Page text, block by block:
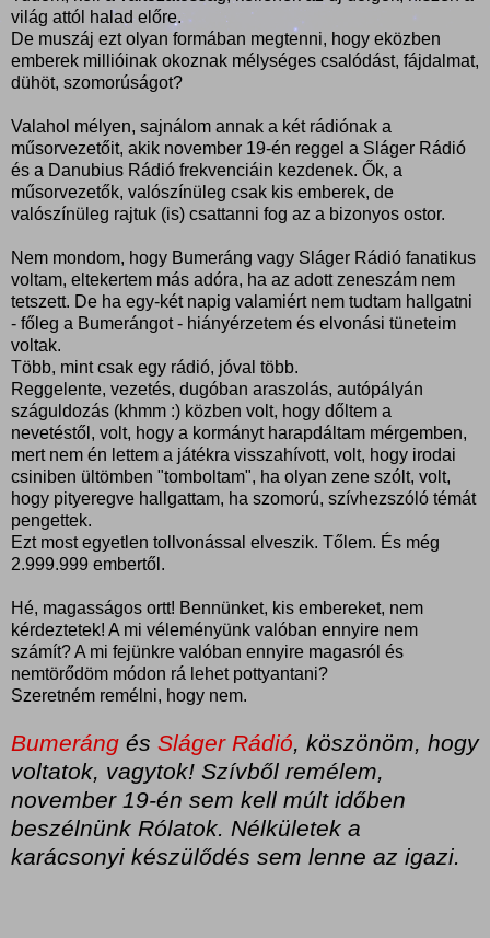
világ attól halad előre.
De muszáj ezt olyan formában megtenni, hogy eközben
emberek millióinak okoznak mélységes csalódást, fájdalmat,
dühöt, szomorúságot?
Valahol mélyen, sajnálom annak a két rádiónak a
műsorvezetőit, akik november 19-én reggel a Sláger Rádió
és a Danubius Rádió frekvenciáin kezdenek. Ők, a
műsorvezetők, valószínüleg csak kis emberek, de
valószínüleg rajtuk (is) csattanni fog az a bizonyos ostor.
Nem mondom, hogy Bumeráng vagy Sláger Rádió fanatikus
voltam, eltekertem más adóra, ha az adott zeneszám nem
tetszett. De ha egy-két napig valamiért nem tudtam hallgatni
- főleg a Bumerángot - hiányérzetem és elvonási tüneteim
voltak.
Több, mint csak egy rádió, jóval több.
Reggelente, vezetés, dugóban araszolás, autópályán
száguldozás (khmm :) közben volt, hogy dőltem a
nevetéstől, volt, hogy a kormányt harapdáltam mérgemben,
mert nem én lettem a játékra visszahívott, volt, hogy irodai
csiniben ültömben "tomboltam", ha olyan zene szólt, volt,
hogy pityeregve hallgattam, ha szomorú, szívhezszóló témát
pengettek.
Ezt most egyetlen tollvonással elveszik. Tőlem. És még
2.999.999 embertől.
Hé, magasságos ortt! Bennünket, kis embereket, nem
kérdeztetek! A mi véleményünk valóban ennyire nem
számít? A mi fejünkre valóban ennyire magasról és
nemtörődöm módon rá lehet pottyantani?
Szeretném remélni, hogy nem.
Bumeráng és Sláger Rádió, köszönöm, hogy
voltatok, vagytok! Szívből remélem,
november 19-én sem kell múlt időben
beszélnünk Rólatok. Nélkületek a
karácsonyi készülődés sem lenne az igazi.